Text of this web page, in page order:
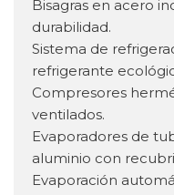
Bisagras en acero
durabilidad.
Sistema de
refrigerante
Compresores
ventilados.
Evaporadores de
aluminio con
Evaporación